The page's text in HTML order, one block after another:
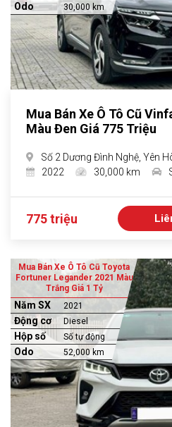
Odo 30,000 km
Mua Bán Xe Ô Tô Cũ
Màu Đen Giá 775 Triệu
Số 2 Dương Đình Nghệ, Yên
2022
30,000 km
775 triệu
Mua Bán Xe Ô Tô Cũ Toyota
Fortuner Legander 2021 Màu
Trắng Giá 1 Tỷ
Năm SX 2021
Động cơ Diesel
Hộp số Số tự động
Odo 52,000 km